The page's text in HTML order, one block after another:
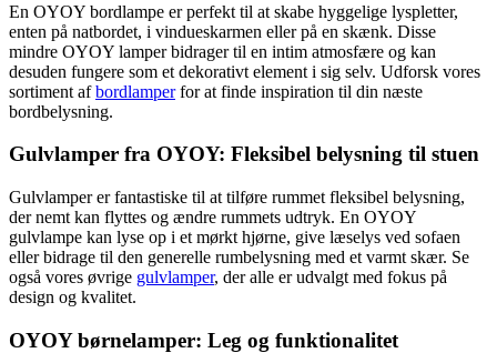
En OYOY bordlampe er perfekt til at skabe hyggelige lyspletter,
enten på natbordet, i vindueskarmen eller på en skænk. Disse
mindre OYOY lamper bidrager til en intim atmosfære og kan
desuden fungere som et dekorativt element i sig selv. Udforsk vores
sortiment afbordlamperfor at finde inspiration til din næste
bordbelysning.
Gulvlamper fra OYOY: Fleksibel belysning til stuen
Gulvlamper er fantastiske til at tilføre rummet fleksibel belysning,
der nemt kan flyttes og ændre rummets udtryk. En OYOY
gulvlampe kan lyse op i et mørkt hjørne, give læselys ved sofaen
eller bidrage til den generelle rumbelysning med et varmt skær. Se
også vores øvrige gulvlamper, der alle er udvalgt med fokus på
design og kvalitet.
OYOY børnelamper: Leg og funktionalitet